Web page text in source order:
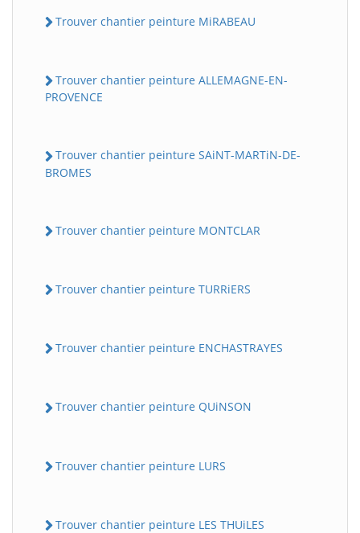
Trouver chantier peinture MiRABEAU
Trouver chantier peinture ALLEMAGNE-EN-
PROVENCE
Trouver chantier peinture SAiNT-MARTiN-DE-
BROMES
Trouver chantier peinture MONTCLAR
Trouver chantier peinture TURRiERS
Trouver chantier peinture ENCHASTRAYES
Trouver chantier peinture QUiNSON
Trouver chantier peinture LURS
Trouver chantier peinture LES THUiLES